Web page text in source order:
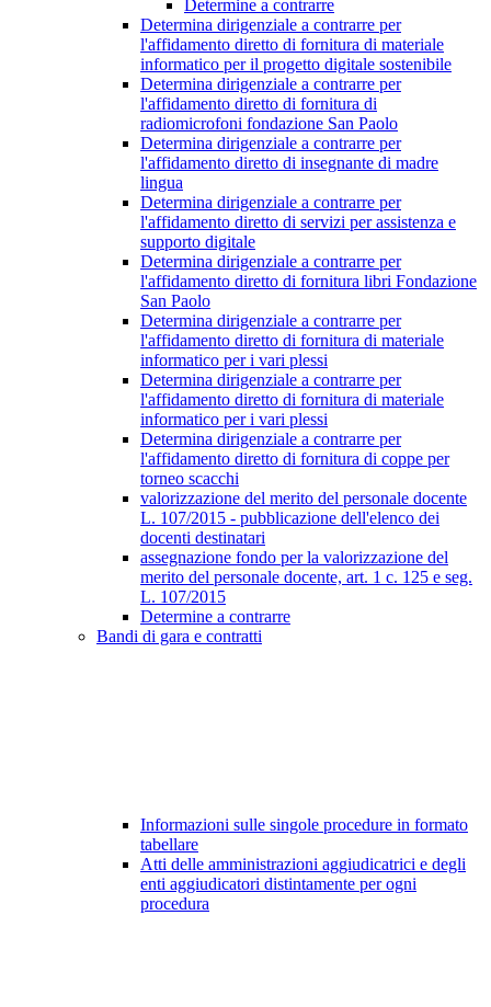
Determine a contrarre
Determina dirigenziale a contrarre per
l'affidamento diretto di fornitura di materiale
informatico per il progetto digitale sostenibile
Determina dirigenziale a contrarre per
l'affidamento diretto di fornitura di
radiomicrofoni fondazione San Paolo
Determina dirigenziale a contrarre per
l'affidamento diretto di insegnante di madre
lingua
Determina dirigenziale a contrarre per
l'affidamento diretto di servizi per assistenza e
supporto digitale
Determina dirigenziale a contrarre per
l'affidamento diretto di fornitura libri Fondazione
San Paolo
Determina dirigenziale a contrarre per
l'affidamento diretto di fornitura di materiale
informatico per i vari plessi
Determina dirigenziale a contrarre per
l'affidamento diretto di fornitura di materiale
informatico per i vari plessi
Determina dirigenziale a contrarre per
l'affidamento diretto di fornitura di coppe per
torneo scacchi
valorizzazione del merito del personale docente
L. 107/2015 - pubblicazione dell'elenco dei
docenti destinatari
assegnazione fondo per la valorizzazione del
merito del personale docente, art. 1 c. 125 e seg.
L. 107/2015
Determine a contrarre
Bandi di gara e contratti
Informazioni sulle singole procedure in formato
tabellare
Atti delle amministrazioni aggiudicatrici e degli
enti aggiudicatori distintamente per ogni
procedura